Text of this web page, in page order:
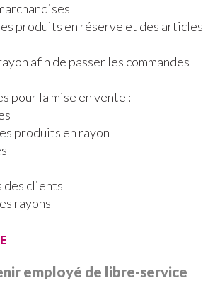
produits en réserve et des articles
afin de passer les commandes
pour la mise en vente :
produits en rayon
des clients
rayons
employé de libre-service